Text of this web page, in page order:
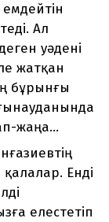
Ал
уәдені
жатқан
бұрынғы
жаңа...
Енді
елестетіп